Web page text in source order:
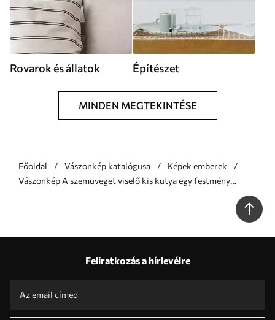
Rovarok és állatok Építészet
MINDEN MEGTEKINTÉSE
Főoldal Vászonkép katalógusa
Képek emberek
Vászonkép A szemüveget viselő kis kutya egy festmény
Feliratkozás a hírlevélre